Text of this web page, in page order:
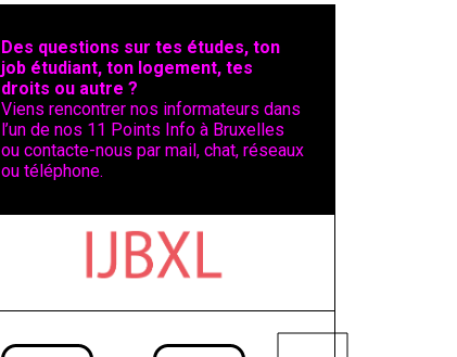
Des questions sur tes études, ton
job étudiant, ton logement, tes
droits ou autre ?
Viens rencontrer nos informateurs dans
l’un de nos 11 Points Info à Bruxelles
ou contacte-nous par mail, chat, réseaux
ou téléphone.